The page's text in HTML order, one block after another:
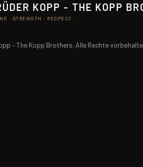
KOPP - THE KOPP
· STRENGTH · RESPECT ·
– The Kopp Brothers. Alle Rechte